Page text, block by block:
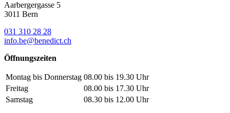
Aarbergergasse 5
3011 Bern
031 310 28 28
info.be@benedict.ch
Öffnungszeiten
Montag bis Donnerstag 08.00 bis 19.30 Uhr
Freitag
08.00 bis 17.30 Uhr
Samstag
08.30 bis 12.00 Uhr